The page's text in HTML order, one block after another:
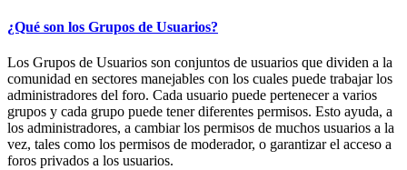
¿Qué son los Grupos de Usuarios?
Los Grupos de Usuarios son conjuntos de usuarios que dividen a la
comunidad en sectores manejables con los cuales puede trabajar los
administradores del foro. Cada usuario puede pertenecer a varios
grupos y cada grupo puede tener diferentes permisos. Esto ayuda, a
los administradores, a cambiar los permisos de muchos usuarios a la
vez, tales como los permisos de moderador, o garantizar el acceso a
foros privados a los usuarios.